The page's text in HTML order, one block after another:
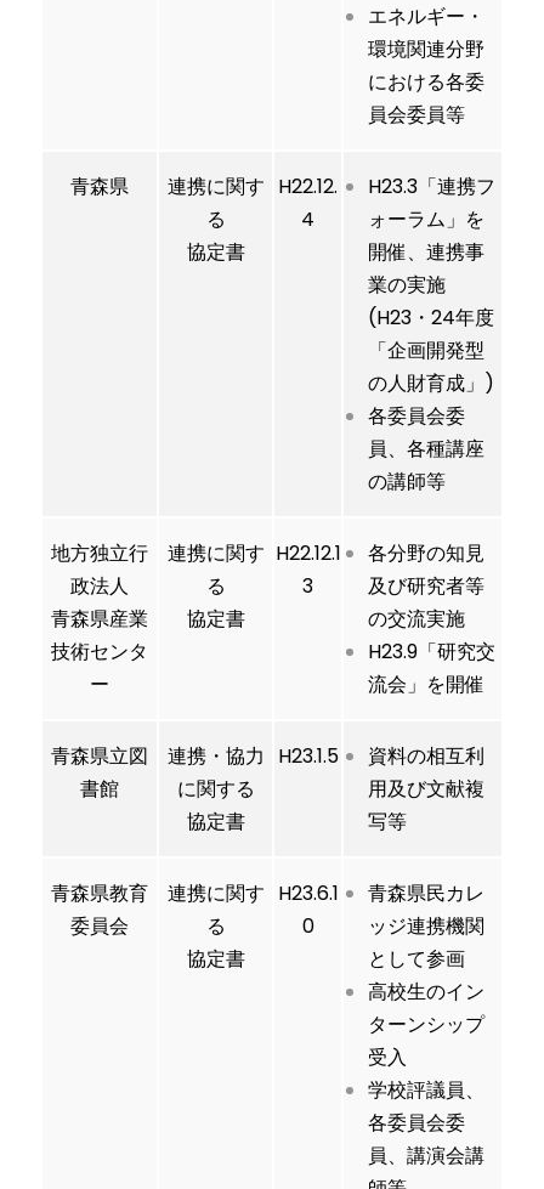
エネルギー・
環境関連分野
における各委
員会委員等
青森県
連携に関す
る
協定書
H22.12.
4
H23.3「連携フ
ォーラム」を
開催、連携事
業の実施
(H23・24年度
「企画開発型
の人財育成」)
各委員会委
員、各種講座
の講師等
地方独立行
政法人
青森県産業
技術センタ
ー
連携に関す
る
協定書
H22.12.1
3
各分野の知見
及び研究者等
の交流実施
H23.9「研究交
流会」を開催
青森県立図
書館
連携・協力
に関する
協定書
H23.1.5
資料の相互利
用及び文献複
写等
青森県教育
委員会
連携に関す
る
協定書
H23.6.1
0
青森県民カレ
ッジ連携機関
として参画
高校生のイン
ターンシップ
受入
学校評議員、
各委員会委
員、講演会講